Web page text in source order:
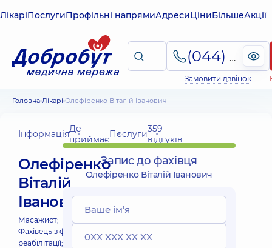
ЛікаріПослугиПрофільні напрямиАдресиЦіниБільшеАкції
(044) 495-2-888
Замовити дзвінок
Головна Лікарі Олефіренко Віталій Іванович
ІнформаціяДе
приймаєПослуги359
відгуків
Олефіренко
Віталій
Іванович
Масажист;
Фахівець з фізичної
реабілітації;
Запис до фахівця
Олефіренко Віталій Іванович